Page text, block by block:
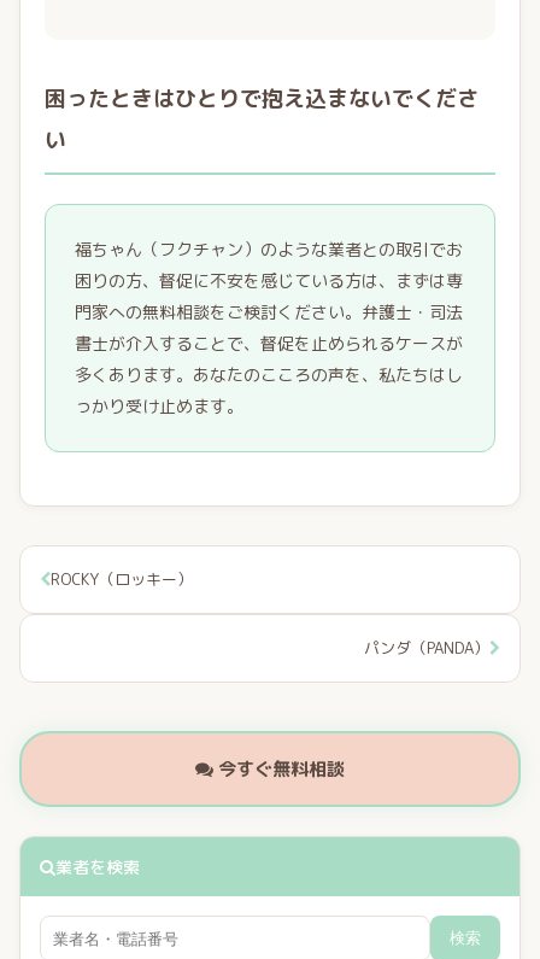
困ったときはひとりで抱え込まないでくださ
い
福ちゃん（フクチャン）のような業者との取引でお
困りの方、督促に不安を感じている方は、まずは専
門家への無料相談をご検討ください。弁護士・司法
書士が介入することで、督促を止められるケースが
多くあります。あなたのこころの声を、私たちはし
っかり受け止めます。
ROCKY（ロッキー）
パンダ（PANDA）
今すぐ無料相談
業者を検索
検索